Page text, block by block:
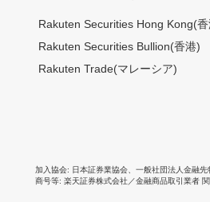
Rakuten Securities Hong Kong(香
Rakuten Securities Bullion(香港)
Rakuten Trade(マレーシア)
加入協会 日本証券業協会 一般社団法人金融先
商号等 楽天証券株式会社／金融商品取引業者